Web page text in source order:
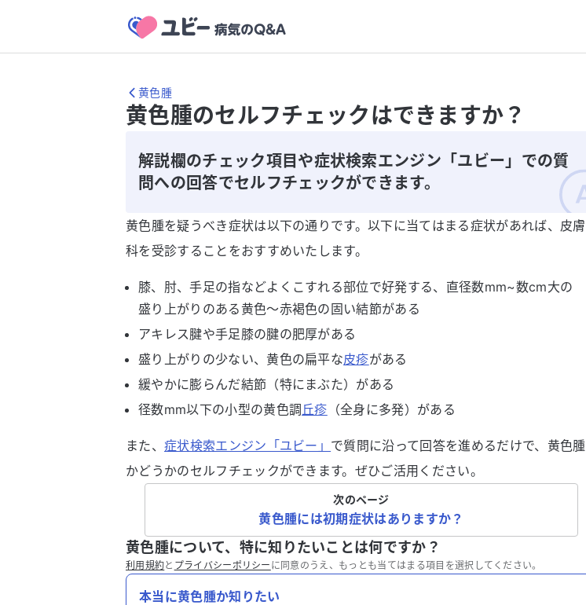
黄色腫
黄色腫のセルフチェックはできますか？
解説欄のチェック項目や症状検索エンジン「ユビー」での質
問への回答でセルフチェックができます。
黄色腫を疑うべき症状は以下の通りです。以下に当てはまる症状があれば、皮膚
科を受診することをおすすめいたします。
膝、肘、手足の指などよくこすれる部位で好発する、直径数mm~数cm大の
盛り上がりのある黄色～赤褐色の固い結節がある
アキレス腱や手足膝の腱の肥厚がある
盛り上がりの少ない、黄色の扁平な皮疹がある
緩やかに膨らんだ結節（特にまぶた）がある
径数mm以下の小型の黄色調丘疹 （全身に多発）がある
また、 症状検索エンジン「ユビー」 で質問に沿って回答を進めるだけで、黄色腫
かどうかのセルフチェックができます。ぜひご活用ください。
次のページ
黄色腫には初期症状はありますか？
黄色腫について、特に知りたいことは何ですか？
利用規約と プライバシーポリシー に同意のうえ、もっとも当てはまる項目を選択してください。
本当に黄色腫か知りたい